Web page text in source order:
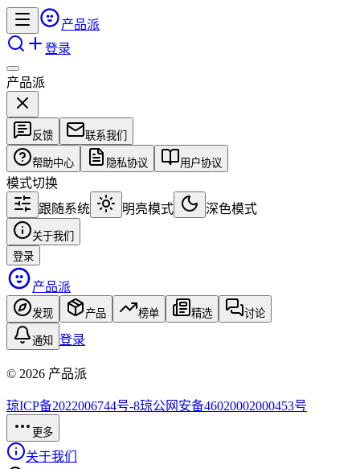
产品派
登录
产品派
反馈 联系我们
帮助中心 隐私协议 用户协议
模式切换
跟随系统
明亮模式 深色模式
关于我们
登录
产品派
发现 产品 榜单 精选 讨论
通知 登录
© 2026 产品派
琼ICP备2022006744号-8琼公网安备46020002000453号
更多
关于我们